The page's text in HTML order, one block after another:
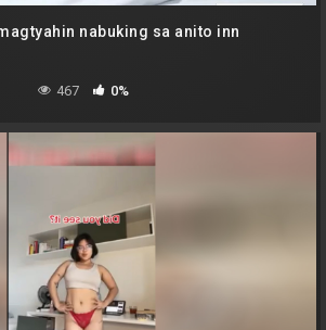
nabuking sa anito inn
467 0%